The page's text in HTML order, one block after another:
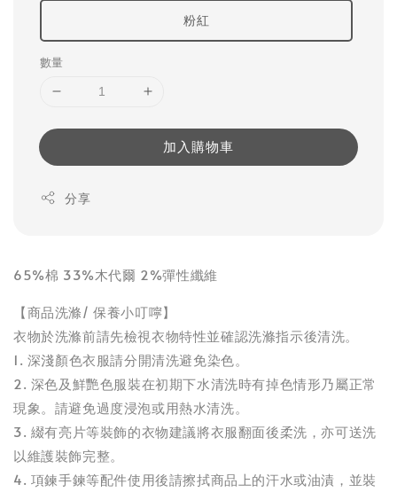
粉紅
數量
加入購物車
分享
65%棉 33%木代爾 2%彈性纖維
【商品洗滌/ 保養小叮嚀】
衣物於洗滌前請先檢視衣物特性並確認洗滌指示後清洗。
1. 深淺顏色衣服請分開清洗避免染色。
2. 深色及鮮艷色服裝在初期下水清洗時有掉色情形乃屬正常
現象。請避免過度浸泡或用熱水清洗。
3. 綴有亮片等裝飾的衣物建議將衣服翻面後柔洗，亦可送洗
以維護裝飾完整。
4. 項鍊手鍊等配件使用後請擦拭商品上的汗水或油漬，並裝